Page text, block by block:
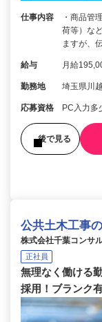
仕事内容
・商品管
荷等）な
ますが、
給与 月給
勤務地 埼玉県川
応募資格 PC入力多
後で見る
公共土木工事
株式会社千葉コンサ
正社員
無理なく働ける
採用！ブランク